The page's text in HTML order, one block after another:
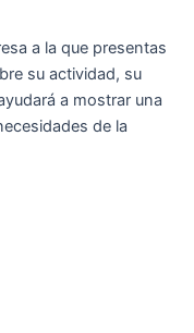
a la que presentas
su actividad, su
a mostrar una
de la